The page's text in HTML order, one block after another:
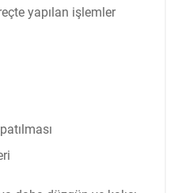
yapılan işlemler